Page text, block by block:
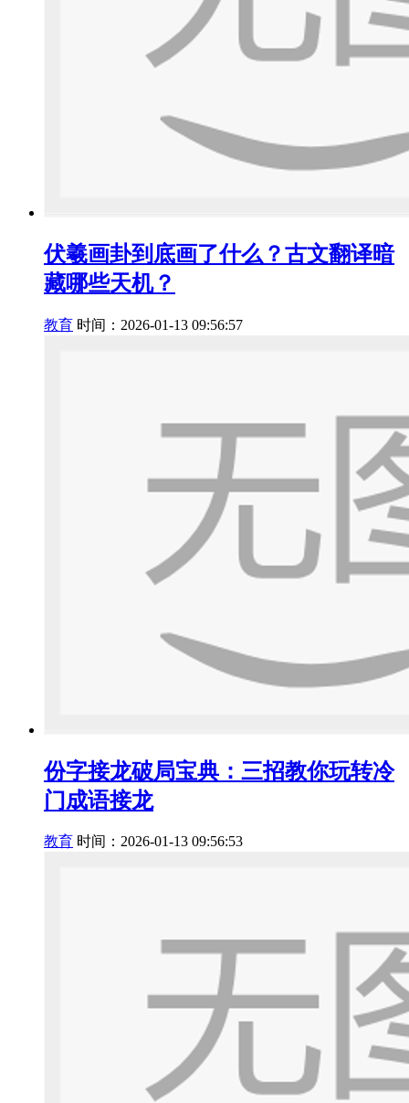
伏羲画卦到底画了什么？古文翻译暗
藏哪些天机？
教育 时间：2026-01-13 09:56:57
份字接龙破局宝典：三招教你玩转冷
门成语接龙
教育 时间：2026-01-13 09:56:53